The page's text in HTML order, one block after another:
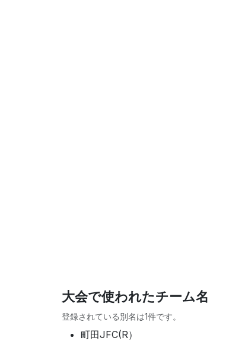
大会で使われたチーム名
登録されている別名は1件です。
町田JFC(R）